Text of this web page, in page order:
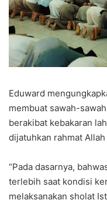
Eduward
membuat sawah-
berakibat kebakaran
dijatuhkan rahmat
“Pada dasarnya,
terlebih saat kondisi
melaksanakan sholat